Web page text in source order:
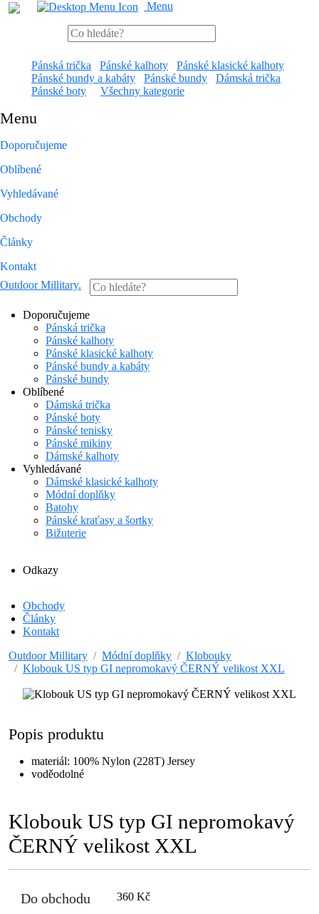
Menu
Pánská trička Pánské kalhoty
Pánské klasické kalhoty
Pánské bundy a kabáty
Pánské bundy
Dámská trička
Pánské boty
Všechny kategorie
Menu
Doporučujeme
Oblíbené
Vyhledávané
Obchody
Články
Kontakt
Outdoor Millitary.
Doporučujeme
Pánská trička
Pánské kalhoty
Pánské klasické kalhoty
Pánské bundy a kabáty
Pánské bundy
Oblíbené
Dámská trička
Pánské boty
Pánské tenisky
Pánské mikiny
Dámské kalhoty
Vyhledávané
Dámské klasické kalhoty
Módní doplňky
Batohy
Pánské kraťasy a šortky
Bižuterie
Odkazy
Obchody
Články
Kontakt
Outdoor Millitary
Módní doplňky
Klobouky
Klobouk US typ GI nepromokavý ČERNÝ velikost XXL
Popis produktu
materiál: 100% Nylon (228T) Jersey
voděodolné
Klobouk US typ GI nepromokavý
ČERNÝ velikost XXL
Do obchodu 360 Kč